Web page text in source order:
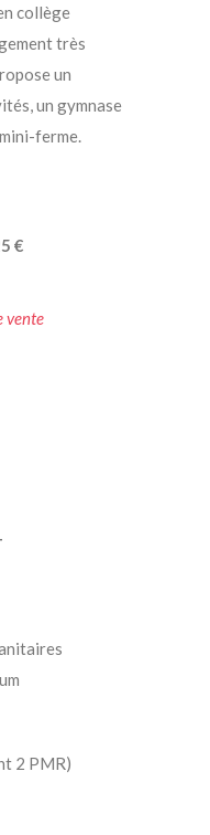
collège
très
un
un gymnase
ferme.
€
vente
2 PMR)